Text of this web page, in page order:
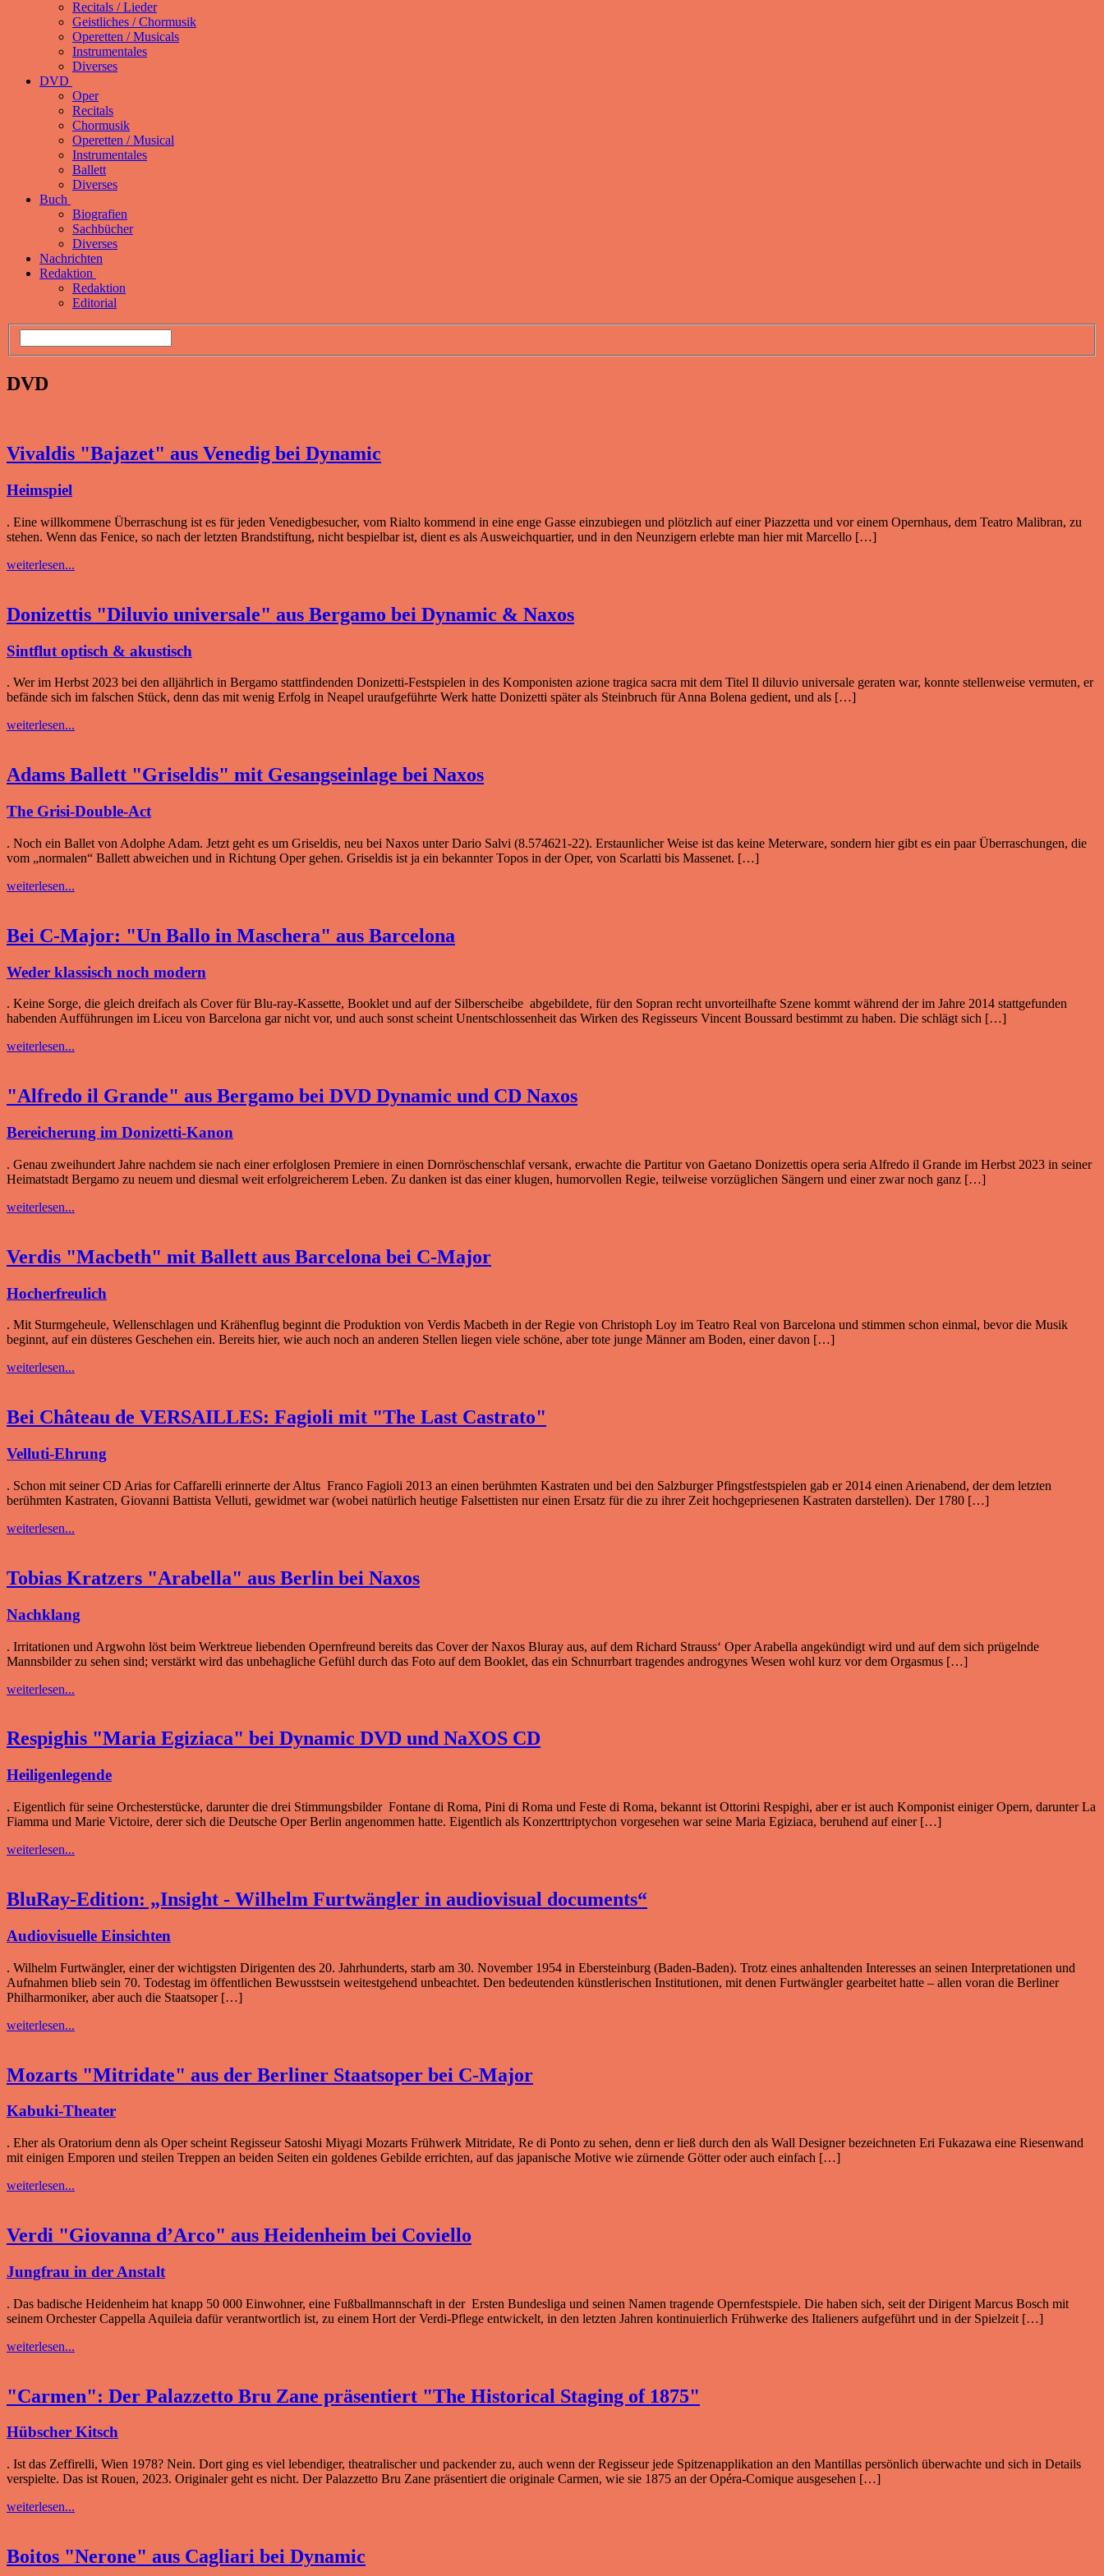
Recitals / Lieder
Geistliches / Chormusik
Operetten / Musicals
Instrumentales
Diverses
DVD
Oper
Recitals
Chormusik
Operetten / Musical
Instrumentales
Ballett
Diverses
Buch
Biografien
Sachbücher
Diverses
Nachrichten
Redaktion
Redaktion
Editorial
DVD
Vivaldis "Bajazet" aus Venedig bei Dynamic
Heimspiel
. Eine willkommene Überraschung ist es für jeden Venedigbesucher, vom Rialto kommend in eine enge Gasse einzubiegen und plötzlich auf einer Piazzetta und vor einem Opernhaus, dem Teatro Malibran, zu
stehen. Wenn das Fenice, so nach der letzten Brandstiftung, nicht bespielbar ist, dient es als Ausweichquartier, und in den Neunzigern erlebte man hier mit Marcello […]
weiterlesen...
Donizettis "Diluvio universale" aus Bergamo bei Dynamic & Naxos
Sintflut optisch & akustisch
. Wer im Herbst 2023 bei den alljährlich in Bergamo stattfindenden Donizetti-Festspielen in des Komponisten azione tragica sacra mit dem Titel Il diluvio universale geraten war, konnte stellenweise vermuten, er
befände sich im falschen Stück, denn das mit wenig Erfolg in Neapel uraufgeführte Werk hatte Donizetti später als Steinbruch für Anna Bolena gedient, und als […]
weiterlesen...
Adams Ballett "Griseldis" mit Gesangseinlage bei Naxos
The Grisi-Double-Act
. Noch ein Ballet von Adolphe Adam. Jetzt geht es um Griseldis, neu bei Naxos unter Dario Salvi (8.574621-22). Erstaunlicher Weise ist das keine Meterware, sondern hier gibt es ein paar Überraschungen, die
vom „normalen“ Ballett abweichen und in Richtung Oper gehen. Griseldis ist ja ein bekannter Topos in der Oper, von Scarlatti bis Massenet. […]
weiterlesen...
Bei C-Major: "Un Ballo in Maschera" aus Barcelona
Weder klassisch noch modern
. Keine Sorge, die gleich dreifach als Cover für Blu-ray-Kassette, Booklet und auf der Silberscheibe abgebildete, für den Sopran recht unvorteilhafte Szene kommt während der im Jahre 2014 stattgefunden
habenden Aufführungen im Liceu von Barcelona gar nicht vor, und auch sonst scheint Unentschlossenheit das Wirken des Regisseurs Vincent Boussard bestimmt zu haben. Die schlägt sich […]
weiterlesen...
"Alfredo il Grande" aus Bergamo bei DVD Dynamic und CD Naxos
Bereicherung im Donizetti-Kanon
. Genau zweihundert Jahre nachdem sie nach einer erfolglosen Premiere in einen Dornröschenschlaf versank, erwachte die Partitur von Gaetano Donizettis opera seria Alfredo il Grande im Herbst 2023 in seiner
Heimatstadt Bergamo zu neuem und diesmal weit erfolgreicherem Leben. Zu danken ist das einer klugen, humorvollen Regie, teilweise vorzüglichen Sängern und einer zwar noch ganz […]
weiterlesen...
Verdis "Macbeth" mit Ballett aus Barcelona bei C-Major
Hocherfreulich
. Mit Sturmgeheule, Wellenschlagen und Krähenflug beginnt die Produktion von Verdis Macbeth in der Regie von Christoph Loy im Teatro Real von Barcelona und stimmen schon einmal, bevor die Musik
beginnt, auf ein düsteres Geschehen ein. Bereits hier, wie auch noch an anderen Stellen liegen viele schöne, aber tote junge Männer am Boden, einer davon […]
weiterlesen...
Bei Château de VERSAILLES: Fagioli mit "The Last Castrato"
Velluti-Ehrung
. Schon mit seiner CD Arias for Caffarelli erinnerte der Altus Franco Fagioli 2013 an einen berühmten Kastraten und bei den Salzburger Pfingstfestspielen gab er 2014 einen Arienabend, der dem letzten
berühmten Kastraten, Giovanni Battista Velluti, gewidmet war (wobei natürlich heutige Falsettisten nur einen Ersatz für die zu ihrer Zeit hochgepriesenen Kastraten darstellen). Der 1780 […]
weiterlesen...
Tobias Kratzers "Arabella" aus Berlin bei Naxos
Nachklang
. Irritationen und Argwohn löst beim Werktreue liebenden Opernfreund bereits das Cover der Naxos Bluray aus, auf dem Richard Strauss‘ Oper Arabella angekündigt wird und auf dem sich prügelnde
Mannsbilder zu sehen sind; verstärkt wird das unbehagliche Gefühl durch das Foto auf dem Booklet, das ein Schnurrbart tragendes androgynes Wesen wohl kurz vor dem Orgasmus […]
weiterlesen...
Respighis "Maria Egiziaca" bei Dynamic DVD und NaXOS CD
Heiligenlegende
. Eigentlich für seine Orchesterstücke, darunter die drei Stimmungsbilder Fontane di Roma, Pini di Roma und Feste di Roma, bekannt ist Ottorini Respighi, aber er ist auch Komponist einiger Opern, darunter La
Fiamma und Marie Victoire, derer sich die Deutsche Oper Berlin angenommen hatte. Eigentlich als Konzerttriptychon vorgesehen war seine Maria Egiziaca, beruhend auf einer […]
weiterlesen...
BluRay-Edition: „Insight - Wilhelm Furtwängler in audiovisual documents“
Audiovisuelle Einsichten
. Wilhelm Furtwängler, einer der wichtigsten Dirigenten des 20. Jahrhunderts, starb am 30. November 1954 in Ebersteinburg (Baden-Baden). Trotz eines anhaltenden Interesses an seinen Interpretationen und
Aufnahmen blieb sein 70. Todestag im öffentlichen Bewusstsein weitestgehend unbeachtet. Den bedeutenden künstlerischen Institutionen, mit denen Furtwängler gearbeitet hatte – allen voran die Berliner
Philharmoniker, aber auch die Staatsoper […]
weiterlesen...
Mozarts "Mitridate" aus der Berliner Staatsoper bei C-Major
Kabuki-Theater
. Eher als Oratorium denn als Oper scheint Regisseur Satoshi Miyagi Mozarts Frühwerk Mitridate, Re di Ponto zu sehen, denn er ließ durch den als Wall Designer bezeichneten Eri Fukazawa eine Riesenwand
mit einigen Emporen und steilen Treppen an beiden Seiten ein goldenes Gebilde errichten, auf das japanische Motive wie zürnende Götter oder auch einfach […]
weiterlesen...
Verdi "Giovanna d’Arco" aus Heidenheim bei Coviello
Jungfrau in der Anstalt
. Das badische Heidenheim hat knapp 50 000 Einwohner, eine Fußballmannschaft in der Ersten Bundesliga und seinen Namen tragende Opernfestspiele. Die haben sich, seit der Dirigent Marcus Bosch mit
seinem Orchester Cappella Aquileia dafür verantwortlich ist, zu einem Hort der Verdi-Pflege entwickelt, in den letzten Jahren kontinuierlich Frühwerke des Italieners aufgeführt und in der Spielzeit […]
weiterlesen...
"Carmen": Der Palazzetto Bru Zane präsentiert "The Historical Staging of 1875"
Hübscher Kitsch
. Ist das Zeffirelli, Wien 1978? Nein. Dort ging es viel lebendiger, theatralischer und packender zu, auch wenn der Regisseur jede Spitzenapplikation an den Mantillas persönlich überwachte und sich in Details
verspielte. Das ist Rouen, 2023. Originaler geht es nicht. Der Palazzetto Bru Zane präsentiert die originale Carmen, wie sie 1875 an der Opéra-Comique ausgesehen […]
weiterlesen...
Boitos "Nerone" aus Cagliari bei Dynamic